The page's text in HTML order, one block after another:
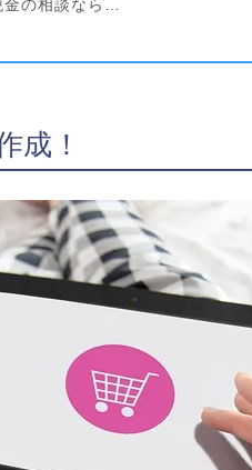
金の相談なら…
成！